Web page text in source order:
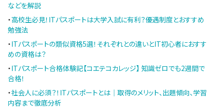
などを解説
・高校生必見！ITパスポートは大学入試に有利？優遇制度とおすすめ
勉強法
・ITパスポートの類似資格5選！それぞれとの違いとIT初心者におすす
めの資格は？
・ITパスポート合格体験記【コエテコカレッジ】 知識ゼロでも2週間で
合格！
・社会人に必須？！ITパスポートとは｜取得のメリット、出題傾向、学習
内容まで徹底分析